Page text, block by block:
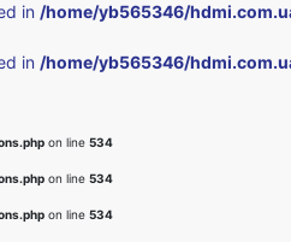
in /home/yb565346/
in /home/yb565346/
on line 534
on line 534
on line 534